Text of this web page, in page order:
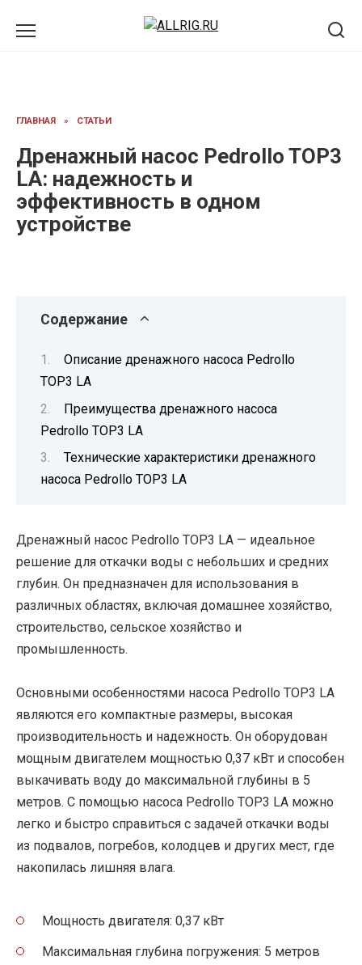
ГЛАВНАЯ » СТАТЬИ
Дренажный насос Pedrollo TOP3
LA: надежность и
эффективность в одном
устройстве
Содержание
Описание дренажного насоса Pedrollo
TOP3 LA
Преимущества дренажного насоса
Pedrollo TOP3 LA
Технические характеристики дренажного
насоса Pedrollo TOP3 LA
Дренажный насос Pedrollo TOP3 LA — идеальное
решение для откачки воды с небольших и средних
глубин. Он предназначен для использования в
различных областях, включая домашнее хозяйство,
строительство, сельское хозяйство и
промышленность.
Основными особенностями насоса Pedrollo TOP3 LA
являются его компактные размеры, высокая
производительность и надежность. Он оборудован
мощным двигателем мощностью 0,37 кВт и способен
выкачивать воду до максимальной глубины в 5
метров. С помощью насоса Pedrollo TOP3 LA можно
легко и быстро справиться с задачей откачки воды
из подвалов, погребов, колодцев и других мест, где
накопилась лишняя влага.
Мощность двигателя: 0,37 кВт
Максимальная глубина погружения: 5 метров